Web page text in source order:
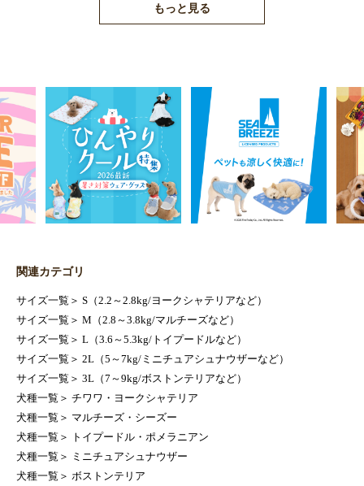
もっと見る
関連カテゴリ
サイズ一覧 ＞ S（2.2～2.8kg/ヨークシャテリアなど）
サイズ一覧 ＞ M（2.8～3.8kg/マルチーズなど）
サイズ一覧 ＞ L（3.6～5.3kg/トイプードルなど）
サイズ一覧 ＞ 2L（5～7kg/ミニチュアシュナウザーなど）
サイズ一覧 ＞ 3L（7～9kg/ボストンテリアなど）
犬種一覧 ＞ チワワ・ヨークシャテリア
犬種一覧 ＞ マルチーズ・シーズー
犬種一覧 ＞
トイプードル・ポメラニアン
犬種一覧 ＞
ミニチュアシュナウザー
犬種一覧 ＞ ボストンテリア